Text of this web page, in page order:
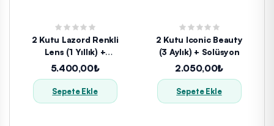
2 Kutu Lazord Renkli
Lens (1 Yıllık) +
Solüsyon
5.400,00₺
Sepete Ekle
2 Kutu Iconic Beauty
(3 Aylık) + Solüsyon
2.050,00₺
Sepete Ekle